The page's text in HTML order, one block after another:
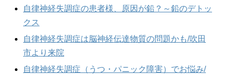
自律神経失調症の患者様、原因が鉛？～鉛のデトッ
クス
自律神経失調症は脳神経伝達物質の問題かも/吹田
市より来院
自律神経失調症（うつ・パニック障害）でお悩み/